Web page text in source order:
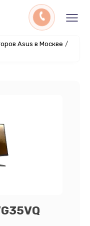
Asus в Москве /